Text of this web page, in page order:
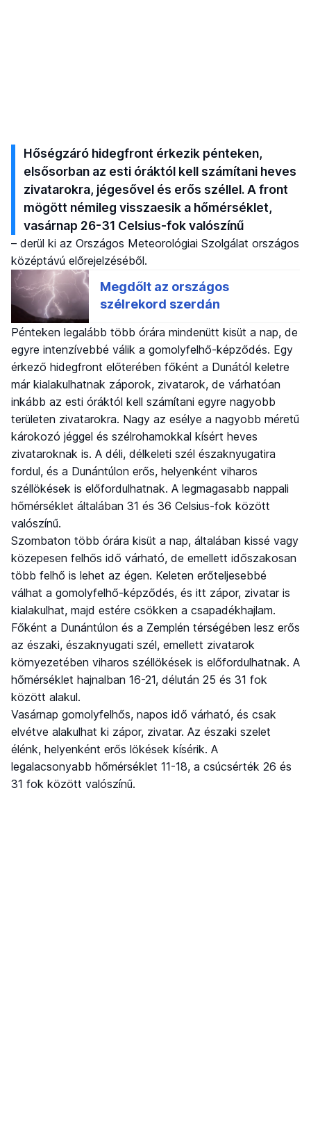
Hőségzáró hidegfront érkezik pénteken,
elsősorban az esti óráktól kell számítani heves
zivatarokra, jégesővel és erős széllel. A front
mögött némileg visszaesik a hőmérséklet,
vasárnap 26-31 Celsius-fok valószínű
– derül ki az Országos Meteorológiai Szolgálat országos
középtávú előrejelzéséből.
Pénteken legalább több órára mindenütt kisüt a nap, de
egyre intenzívebbé válik a gomolyfelhő-képződés. Egy
érkező hidegfront előterében főként a Dunától keletre
már kialakulhatnak záporok, zivatarok, de várhatóan
inkább az esti óráktól kell számítani egyre nagyobb
területen zivatarokra. Nagy az esélye a nagyobb méretű
károkozó jéggel és szélrohamokkal kísért heves
zivataroknak is. A déli, délkeleti szél északnyugatira
fordul, és a Dunántúlon erős, helyenként viharos
széllökések is előfordulhatnak. A legmagasabb nappali
hőmérséklet általában 31 és 36 Celsius-fok között
valószínű.
Szombaton több órára kisüt a nap, általában kissé vagy
közepesen felhős idő várható, de emellett időszakosan
több felhő is lehet az égen. Keleten erőteljesebbé
válhat a gomolyfelhő-képződés, és itt zápor, zivatar is
kialakulhat, majd estére csökken a csapadékhajlam.
Főként a Dunántúlon és a Zemplén térségében lesz erős
az északi, északnyugati szél, emellett zivatarok
környezetében viharos széllökések is előfordulhatnak. A
hőmérséklet hajnalban 16-21, délután 25 és 31 fok
között alakul.
Vasárnap gomolyfelhős, napos idő várható, és csak
elvétve alakulhat ki zápor, zivatar. Az északi szelet
élénk, helyenként erős lökések kísérik. A
legalacsonyabb hőmérséklet 11-18, a csúcsérték 26 és
31 fok között valószínű.